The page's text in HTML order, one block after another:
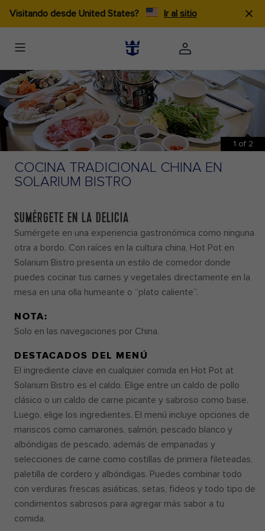
Visitando desde United States? Ir al sitio
QUÉ HACER
OVATION OF THE SEAS ®
NUEVAS FORMAS DE
DISFRUTAR DEL AGUA, BEBER
Y CENAR
El Ovation of the Seas®, un favorito de los
fanáticos, volverá totalmente rediseñado en la
primavera de 2026. Relájate en la cubierta de
piscinas completamente renovada con casitas
privadas. Sube el nivel de tu vida nocturna en el
Casino Royale℠ ampliado. Y escoge tu favorita
entre las mejores comidas de la flota. Ve lo que
se viene próximamente a continuación.
1 of 2
COCINA TRADICIONAL CHINA EN
SOLARIUM BISTRO
SUMÉRGETE EN LA DELICIA
Sumérgete en una experiencia gastronómica como ninguna
otra a bordo. Con raíces en la cultura china, Hot Pot en
Solarium Bistro presenta un estilo de comedor donde
puedes cocinar tus carnes y vegetales directamente en la
mesa en una olla humeante o “plato caliente”.
NOTA:
Solo en las navegaciones por China.
DESTACADOS DEL MENÚ
El ingrediente clave en cualquier comida en Hot Pot at
Solarium Bistro es el caldo. Elige entre un caldo de pollo
clásico o un caldo de carne picante y sabroso como base.
Luego, elige los ingredientes. El menú incluye opciones de
mariscos como camarones, salmón, pescado blanco y
albóndigas de pescado, además de empanadas y
selecciones de carne como costillas de primera fileteadas,
paletilla de cordero y albóndigas. Puedes combinar todo
con verduras frescas asiáticas, setas, fideos y todo tipo de
condimentos sabrosos para agregar más sabor a tu
comida.